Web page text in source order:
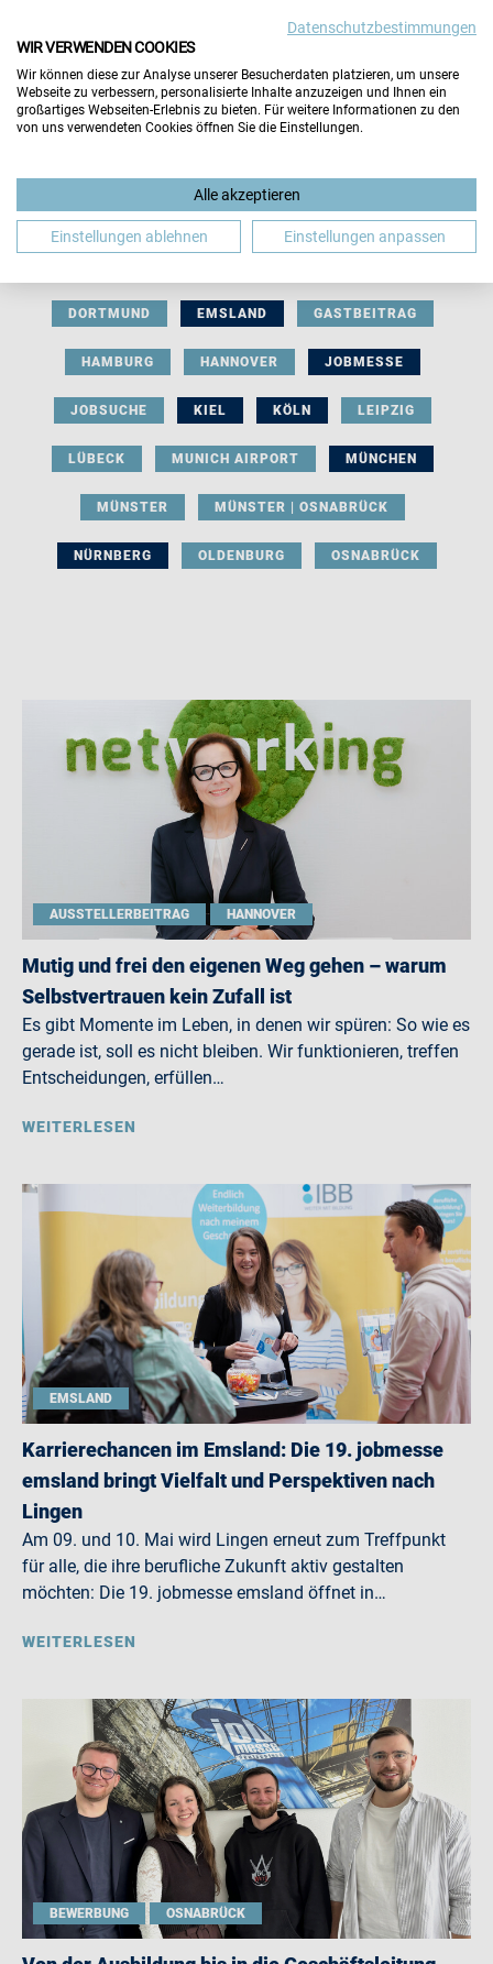
BERUFLICHE ORIENTIERUNG BEWERBUNG
DORTMUND EMSLAND GASTBEITRAG
HAMBURG HANNOVER JOBMESSE
JOBSUCHE KIEL KÖLN LEIPZIG
LÜBECK MUNICH AIRPORT MÜNCHEN
MÜNSTER MÜNSTER | OSNABRÜCK
NÜRNBERG OLDENBURG OSNABRÜCK
AUSSTELLERBEITRAG HANNOVER
Mutig und frei den eigenen Weg gehen – warum
Selbstvertrauen kein Zufall ist
Es gibt Momente im Leben, in denen wir spüren: So wie es
gerade ist, soll es nicht bleiben. Wir funktionieren, treffen
Entscheidungen, erfüllen…
WEITERLESEN
EMSLAND
Karrierechancen im Emsland: Die 19. jobmesse
emsland bringt Vielfalt und Perspektiven nach
Lingen
Am 09. und 10. Mai wird Lingen erneut zum Treffpunkt
für alle, die ihre berufliche Zukunft aktiv gestalten
möchten: Die 19. jobmesse emsland öffnet in…
WEITERLESEN
BEWERBUNG OSNABRÜCK
Datenschutzbestimmungen
WIR VERWENDEN COOKIES
Wir können diese zur Analyse unserer Besucherdaten platzieren, um unsere
Webseite zu verbessern, personalisierte Inhalte anzuzeigen und Ihnen ein
großartiges Webseiten-Erlebnis zu bieten. Für weitere Informationen zu den
von uns verwendeten Cookies öffnen Sie die Einstellungen.
Alle akzeptieren
Einstellungen ablehnen Einstellungen anpassen